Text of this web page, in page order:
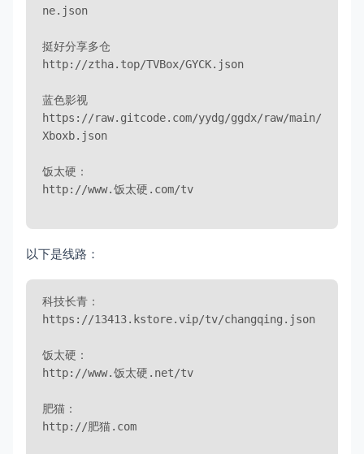
ne.json
挺好分享多仓
http://ztha.top/TVBox/GYCK.json
蓝色影视
https://raw.gitcode.com/yydg/ggdx/raw/main/
Xboxb.json
饭太硬：
http://www.饭太硬.com/tv
以下是线路：
科技长青：
https://13413.kstore.vip/tv/changqing.json
饭太硬：
http://www.饭太硬.net/tv
肥猫：
http://肥猫.com